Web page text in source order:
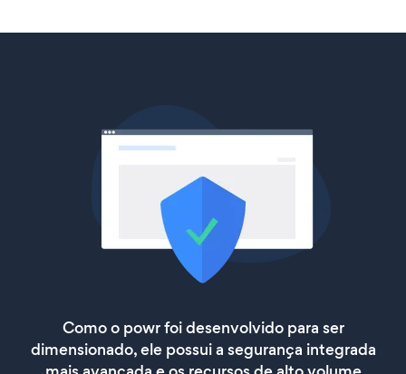
Como o powr foi desenvolvido para ser
dimensionado, ele possui a segurança integrada